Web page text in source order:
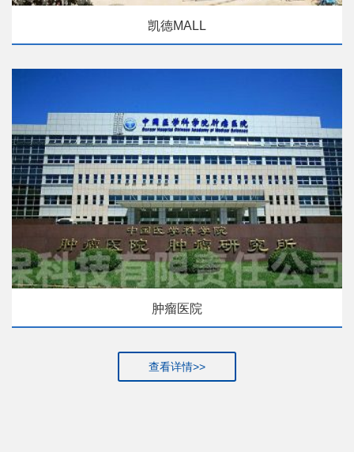
凯德MALL
肿瘤医院
查看详情>>